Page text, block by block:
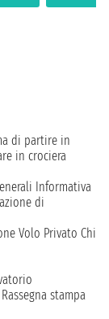
di partire in
in crociera
Informativa
di
Volo Privato Chi
Rassegna stampa